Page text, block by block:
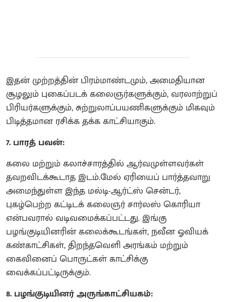
இதன் முற்றத்தின் பிரம்மாண்டமும், அமைதியான
சூழலும் புகைப்படக் கலைஞர்களுக்கும், வரலாற்றுப்
பிரியர்களுக்கும், சுற்றுலாப்பயணிகளுக்கும் மிகவும்
பிடித்தமான ரசிக்க தக்க காட்சியாகும்.
7. பாரத் பவன்:
கலை மற்றும் கலாச்சாரத்தில் ஆர்வமுள்ளவர்கள்
தவறவிடக்கூடாத இடம்.மேல் ஏரியைப் பார்த்தவாறு
அமைந்துள்ள இந்த மல்டி-ஆர்ட்ஸ் சென்டர்,
புகழ்பெற்ற கட்டிடக் கலைஞர் சார்லஸ் கொரியா
என்பவரால் வடிவமைக்கப்பட்டது. இங்கு
பழங்குடியினரின் கலைக்கூடங்கள், நவீன ஓவியக்
கண்காட்சிகள், திறந்தவெளி அரங்கம் மற்றும்
கைவினைப் பொருட்கள் காட்சிக்கு
வைக்கப்பட்டிருக்கும்.
8. பழங்குடியினர் அருங்காட்சியகம்: